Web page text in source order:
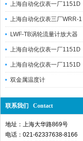
上海自动化仪表一厂1151D
上海自动化仪表三厂WRR-1
LWF-TB涡轮流量计放大器
上海自动化仪表一厂1151D
上海自动化仪表一厂1151D
双金属温度计
联系我们 Contact
地址：上海大华路869号
电话：021-62337638-8166